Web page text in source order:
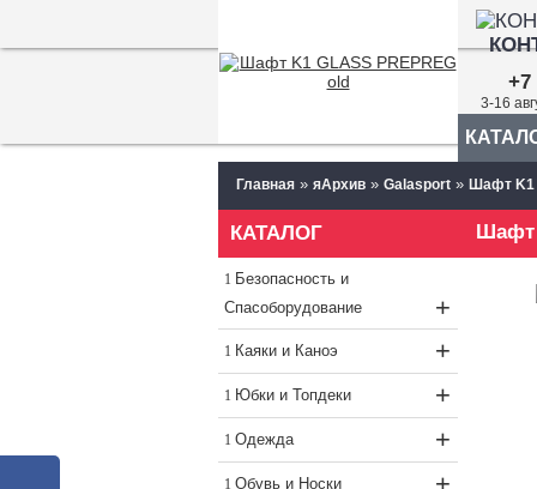
+7
3-16
Главная » яАрхив » Galasport » Шафт K1
КАТАЛОГ
Безопасность и
Спасоборудование
+
Каяки и Каноэ +
Юбки и Топдеки +
Одежда +
Обувь и Носки
Шафт